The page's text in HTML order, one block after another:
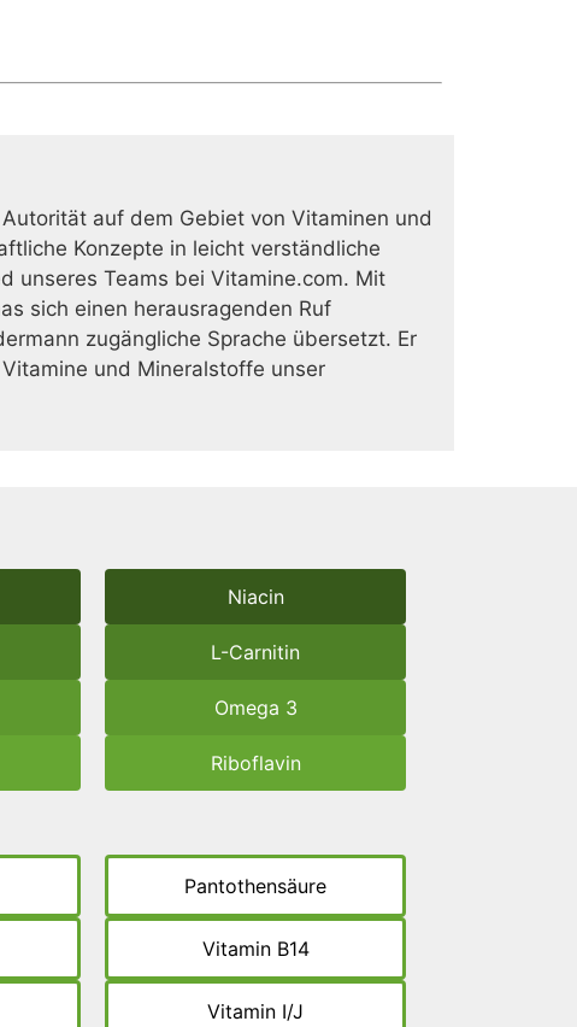
auf dem Gebiet von Vitaminen und
Konzepte in leicht verständliche
unseres Teams bei Vitamine.com. Mit
sich einen herausragenden Ruf
zugängliche Sprache übersetzt. Er
und Mineralstoffe unser
Niacin
L-Carnitin
Omega 3
Riboflavin
Pantothensäure
Vitamin B14
Vitamin I/J